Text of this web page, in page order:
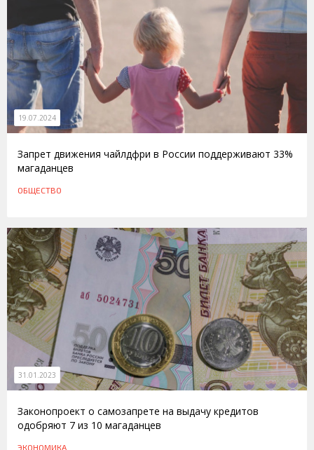
19.07.2024
Запрет движения чайлдфри в России поддерживают 33%
магаданцев
ОБЩЕСТВО
31.01.2023
Законопроект о самозапрете на выдачу кредитов
одобряют 7 из 10 магаданцев
ЭКОНОМИКА